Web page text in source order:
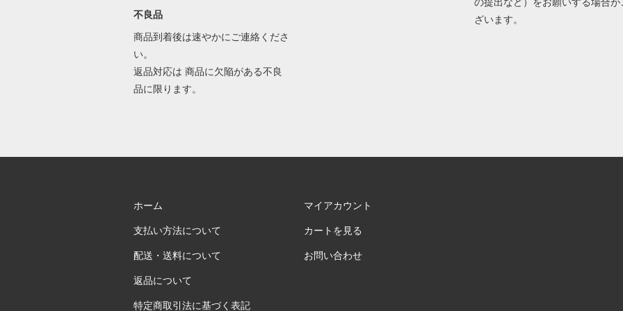
不良品
商品到着後は速やかにご連絡くださ
い。
返品対応は 商品に欠陥がある不良
品に限ります。
ざいます。
ホーム
支払い方法について
配送・送料について
返品について
特定商取引法に基づく表記
マイアカウント
カートを見る
お問い合わせ